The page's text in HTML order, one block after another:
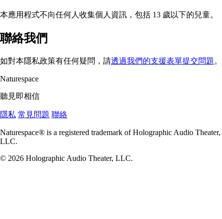
本應用程式不向任何人收集個人資訊，包括 13 歲以下的兒童。
聯絡我們
如對本隱私政策有任何疑問，請透過我們的支援表單提交問題 。
Naturespace
聽見即相信
隱私 常見問題 聯絡
Naturespace® is a registered trademark of Holographic Audio Theater,
LLC.
© 2026 Holographic Audio Theater, LLC.